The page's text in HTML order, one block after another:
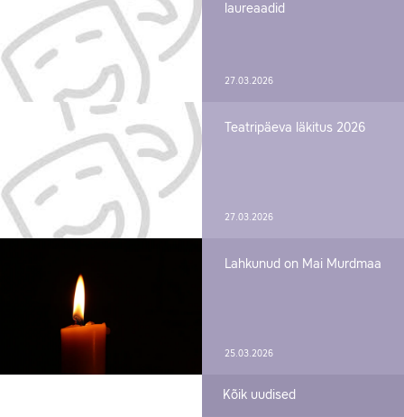
laureaadid
27.03.2026
Teatripäeva läkitus 2026
27.03.2026
Lahkunud on Mai Murdmaa
25.03.2026
Kõik uudised